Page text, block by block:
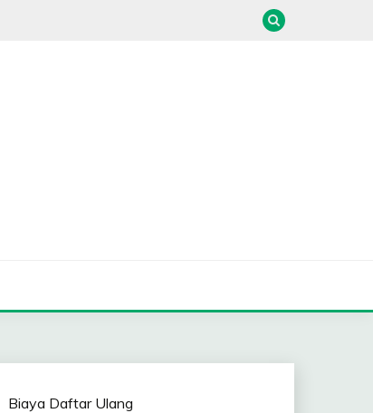
Biaya Daftar Ulang